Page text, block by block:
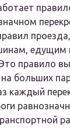
едущим
правило
больших
каждый